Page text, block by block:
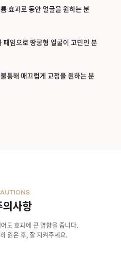
효과로 동안 얼굴을 원하는 분
패임으로 땅콩형 얼굴이 고민인 분
퉁해 매끄럽게 교정을 원하는 분
의사항
도 효과에 큰 영향을 줍니다.
읽은 후, 잘 지켜주세요.